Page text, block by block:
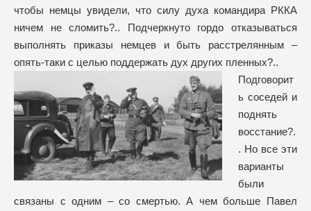
чтобы немцы увидели, что силу духа командира РККА
ничем не сломить?.. Подчеркнуто гордо отказываться
выполнять приказы немцев и быть расстрелянным –
опять-таки с целью поддержать дух других пленных?..
Подговорит
ь соседей и
поднять
восстание?.
. Но все эти
варианты
были
связаны с одним – со смертью. А чем больше Павел